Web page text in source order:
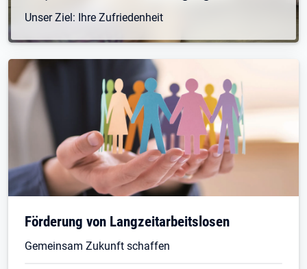
Unser Ziel: Ihre Zufriedenheit
Förderung von Langzeitarbeitslosen
Gemeinsam Zukunft schaffen